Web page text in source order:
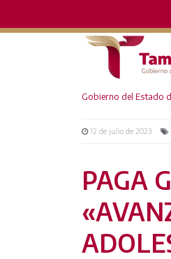
Gobierno del Estado
12 de julio de 2023
PAGA